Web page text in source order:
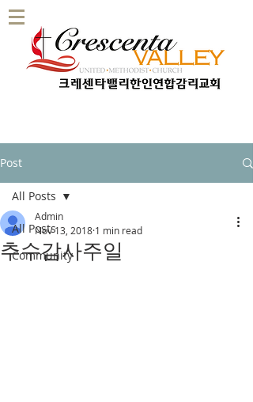
Post
All Posts
Community
All Posts
추수감사주일
Admin
Nov 13, 2018 1 min read